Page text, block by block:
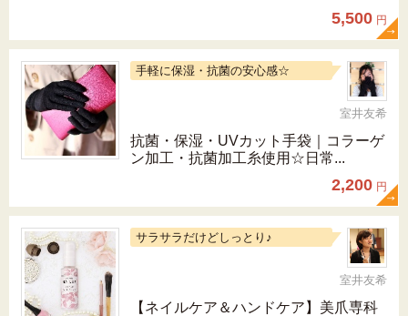
5,500 円
手軽に保湿・抗菌の安心感☆
室井友希
抗菌・保湿・UVカット手袋｜コラーゲ
ン加工・抗菌加工糸使用☆日常...
2,200 円
サラサラだけどしっとり♪
室井友希
【ネイルケア＆ハンドケア】美爪専科